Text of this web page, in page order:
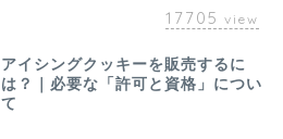
17705 view
アイシングクッキーを販売するに
は？｜必要な「許可と資格」につい
て